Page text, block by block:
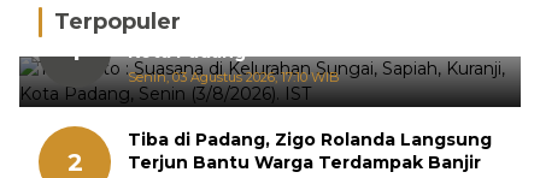
Terpopuler
1
Hujan Deras, 15 Titik Banjir Terdeteksi di
Kota Padang
Senin, 03 Agustus 2026, 17:10 WIB
2
Tiba di Padang, Zigo Rolanda Langsung
Terjun Bantu Warga Terdampak Banjir